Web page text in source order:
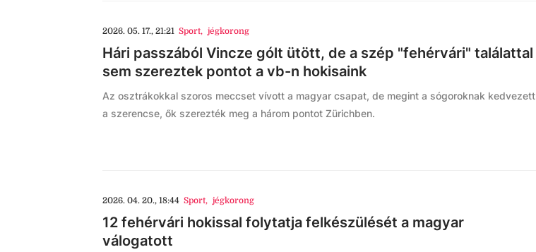
2026. 05. 17., 21:21 Sport, jégkorong
Hári passzából Vincze gólt ütött, de a szép "fehérvári" találattal
sem szereztek pontot a vb-n hokisaink
Az osztrákokkal szoros meccset vívott a magyar csapat, de megint a sógoroknak kedvezett
a szerencse, ők szerezték meg a három pontot Zürichben.
2026. 04. 20., 18:44 Sport, jégkorong
12 fehérvári hokissal folytatja felkészülését a magyar
válogatott